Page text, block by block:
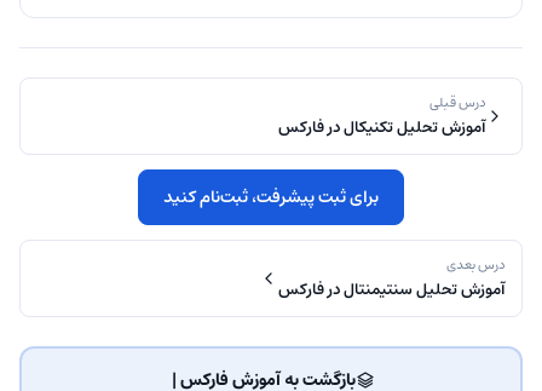
درس قبلی
آموزش تحلیل تکنیکال در فارکس
برای ثبت پیشرفت، ثبت‌نام کنید
درس بعدی
آموزش تحلیل سنتیمنتال در فارکس
بازگشت به آموزش فارکس | ‌